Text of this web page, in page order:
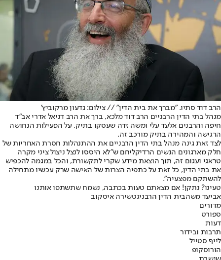
הרב דוד סתיו. "מברך את בית הדין" // צילום: גדעון מרקוביץ'
מנהל בתי הדין הרבניים הרב דוד מלכא, ברך את הרב דניאל אדרי אב"ד
חיפה והרבנים אלעד עלי ומשה זדה שעסקו בתיק, על הפעילות הנחושה
הרגישה והמהירה בתיק מורכב זה.
לצד זאת גינה מנהל בתי הדין הרבניים את ההתנהלות חסרת האחריות של
חלק מארגונים הנשים הרדיקליחם ש"לא היססו לנצל ניצול ציני מקרה
טראגי ועגום זה, תוך הוצאת מידע שקרי לתקשורת, והכל במגמה להכפיש
את בתי הדין, כל זאת על כתפיה הצרות של האישה שרק עכשיו מתחילה
להשתקם מפצעיה".
טעינו? נתקן! אם מצאתם טעות בכתבה, נשמח שתשתפו אותנו
אביעד משהבית הדין הרבניגטשירה איסקוב
מדורים
ספורט
דעות
תרבות ובידור
לייף סטייל
הורוסקופ